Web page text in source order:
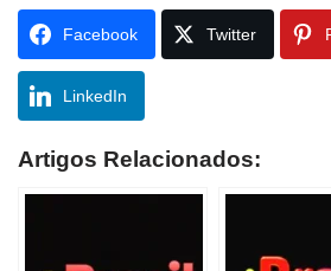
Facebook Twitter
LinkedIn
Artigos Relacionados: